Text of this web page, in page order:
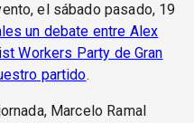
el sábado pasado, 19
un debate entre Alex
Workers Party de Gran
partido.
Marcelo Ramal